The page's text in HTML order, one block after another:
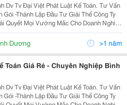
Tv Đại Việt Phát Luật Kế Toán. Tư Vấn
Gói -Thành Lập Đầu Tư Giải Thể Công Ty
Quyết Mọi Vướng Mắc Cho Doanh Nghiệp
Thành Lập Văn Phòng
Thương Nhân Nướ
Dương >1 năm
Toán Giá Rẻ - Chuyên Nghiệp Bình
Tv Đại Việt Phát Luật Kế Toán. Tư Vấn
Gói -Thành Lập Đầu Tư Giải Thể Công Ty